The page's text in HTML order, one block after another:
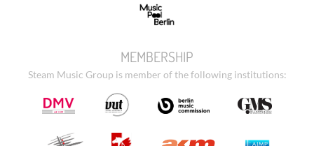
MEMBERSHIP
Steam Music Group is member of the following institutions: